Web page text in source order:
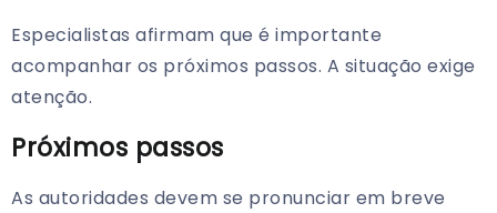
Especialistas afirmam que é importante
acompanhar os próximos passos. A situação exige
atenção.
Próximos passos
As autoridades devem se pronunciar em breve